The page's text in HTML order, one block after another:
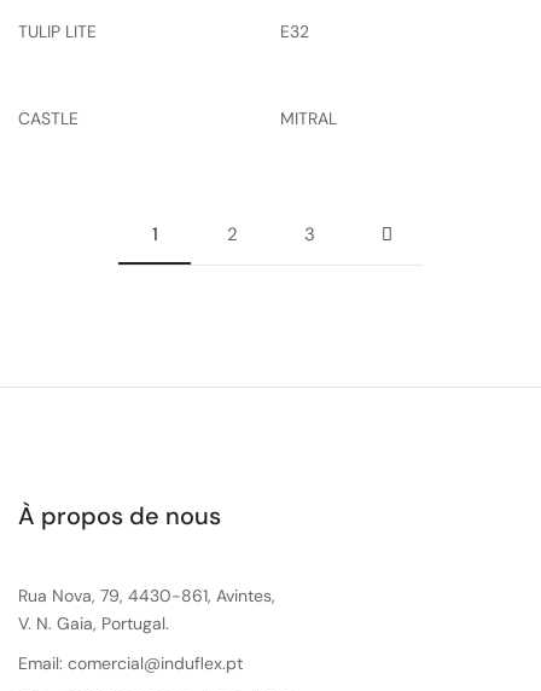
TULIP LITE E32
CASTLE MITRAL
1 2 3
À propos de nous
Rua Nova, 79, 4430-861, Avintes,
V. N. Gaia, Portugal.
Email: comercial@induflex.pt